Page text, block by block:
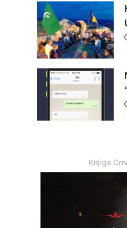
Knjiga